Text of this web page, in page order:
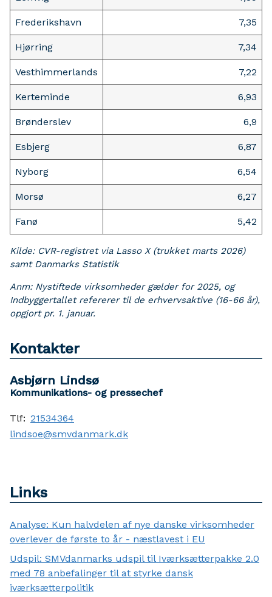
Frederikshavn 7,35
Hjørring 7,34
Vesthimmerlands 7,22
Kerteminde 6,93
Brønderslev 6,9
Esbjerg 6,87
Nyborg 6,54
Morsø 6,27
Fanø 5,42
Kilde: CVR-registret via Lasso X (trukket marts 2026)
samt Danmarks Statistik
Anm: Nystiftede virksomheder gælder for 2025, og
Indbyggertallet refererer til de erhvervsaktive (16-66 år),
opgjort pr. 1. januar.
Kontakter
Asbjørn Lindsø
Kommunikations- og pressechef
Tlf: 21534364
lindsoe@smvdanmark.dk
Links
Analyse: Kun halvdelen af nye danske virksomheder
overlever de første to år - næstlavest i EU
Udspil: SMVdanmarks udspil til Iværksætterpakke 2.0
med 78 anbefalinger til at styrke dansk
iværksætterpolitik